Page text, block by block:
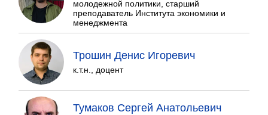
молодежной политики, старший
преподаватель Института экономики и
менеджмента
Трошин Денис Игоревич
к.т.н., доцент
Тумаков Сергей Анатольевич